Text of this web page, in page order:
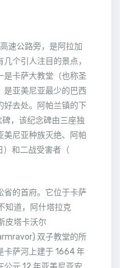
速公路旁，是阿拉加
个引人注目的景点，
是卡萨大教堂（也称圣
是亚美尼亚最少的巴西
好去处。阿帕兰镇的下
，该纪念碑由三座独
美尼亚种族灭绝、阿帕
）和二战受害者（
省的首府。它位于卡萨
知道，阿什塔拉克
皮塔卡沃尔
双子教堂的所
卡萨河上建于 1664 年